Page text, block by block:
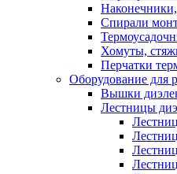
Спирали
Хомуты,
Перчатки
Оборудование для
Вышки
Лестницы